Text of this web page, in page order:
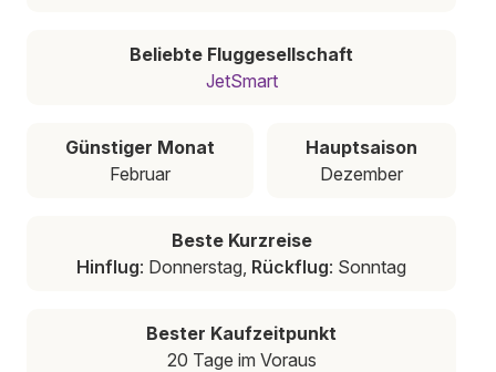
Beliebte Fluggesellschaft
JetSmart
Günstiger Monat
Februar
Hauptsaison
Dezember
Beste Kurzreise
Hinflug: Donnerstag, Rückflug: Sonntag
Bester Kaufzeitpunkt
20 Tage im Voraus